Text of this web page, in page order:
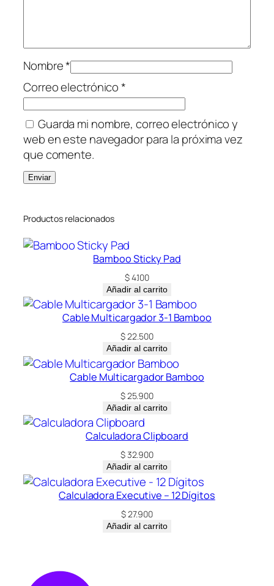
n
t
i
d
a
d
Nombre*
Correo electrónico*
Guarda mi nombre, correo electrónico y
web en este navegador para la próxima vez
que comente.
Productos relacionados
Bamboo Sticky Pad
$4.100
Añadir al carrito
Cable Multicargador 3-1 Bamboo
$22.500
Añadir al carrito
Cable Multicargador Bamboo
$25.900
Añadir al carrito
Calculadora Clipboard
$32.900
Añadir al carrito
Calculadora Executive – 12 Dígitos
$27.900
Añadir al carrito